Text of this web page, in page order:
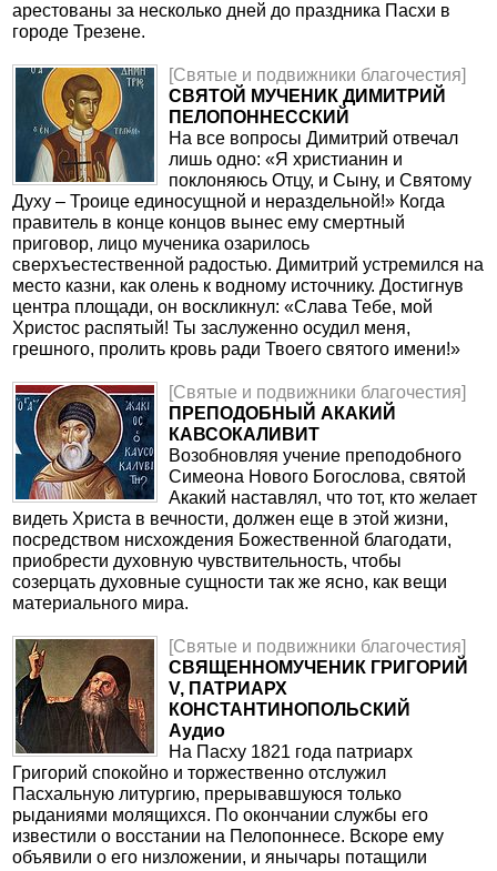
арестованы за несколько дней до праздника Пасхи в
городе Трезене.
[Святые и подвижники благочестия]
СВЯТОЙ МУЧЕНИК ДИМИТРИЙ
ПЕЛОПОННЕССКИЙ
На все вопросы Димитрий отвечал
лишь одно: «Я христианин и
поклоняюсь Отцу, и Сыну, и Святому
Духу – Троице единосущной и нераздельной!» Когда
правитель в конце концов вынес ему смертный
приговор, лицо мученика озарилось
сверхъестественной радостью. Димитрий устремился на
место казни, как олень к водному источнику. Достигнув
центра площади, он воскликнул: «Слава Тебе, мой
Христос распятый! Ты заслуженно осудил меня,
грешного, пролить кровь ради Твоего святого имени!»
[Святые и подвижники благочестия]
ПРЕПОДОБНЫЙ АКАКИЙ
КАВСОКАЛИВИТ
Возобновляя учение преподобного
Симеона Нового Богослова, святой
Акакий наставлял, что тот, кто желает
видеть Христа в вечности, должен еще в этой жизни,
посредством нисхождения Божественной благодати,
приобрести духовную чувствительность, чтобы
созерцать духовные сущности так же ясно, как вещи
материального мира.
[Святые и подвижники благочестия]
СВЯЩЕННОМУЧЕНИК ГРИГОРИЙ
V, ПАТРИАРХ
КОНСТАНТИНОПОЛЬСКИЙ
Аудио
На Пасху 1821 года патриарх
Григорий спокойно и торжественно отслужил
Пасхальную литургию, прерывавшуюся только
рыданиями молящихся. По окончании службы его
известили о восстании на Пелопоннесе. Вскоре ему
объявили о его низложении, и янычары потащили